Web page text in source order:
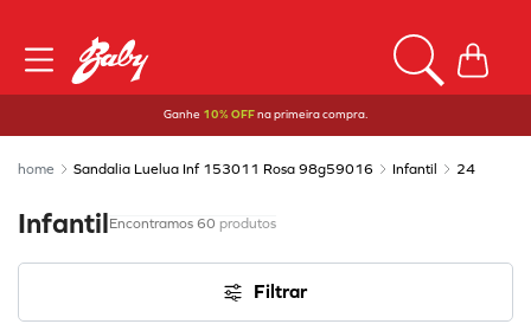
Ganhe 10% OFFna primeira compra.
Sandalia Luelua Inf 153011 Rosa 98g59016 Infantil 24
Infantil 60 produtos
Filtrar